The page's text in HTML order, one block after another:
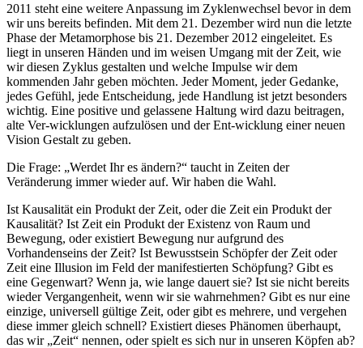
2011 steht eine weitere Anpassung im Zyklenwechsel bevor in dem
wir uns bereits befinden. Mit dem 21. Dezember wird nun die letzte
Phase der Metamorphose bis 21. Dezember 2012 eingeleitet. Es
liegt in unseren Händen und im weisen Umgang mit der Zeit, wie
wir diesen Zyklus gestalten und welche Impulse wir dem
kommenden Jahr geben möchten. Jeder Moment, jeder Gedanke,
jedes Gefühl, jede Entscheidung, jede Handlung ist jetzt besonders
wichtig. Eine positive und gelassene Haltung wird dazu beitragen,
alte Ver-wicklungen aufzulösen und der Ent-wicklung einer neuen
Vision Gestalt zu geben.
Die Frage: „Werdet Ihr es ändern?“ taucht in Zeiten der
Veränderung immer wieder auf. Wir haben die Wahl.
Ist Kausalität ein Produkt der Zeit, oder die Zeit ein Produkt der
Kausalität? Ist Zeit ein Produkt der Existenz von Raum und
Bewegung, oder existiert Bewegung nur aufgrund des
Vorhandenseins der Zeit? Ist Bewusstsein Schöpfer der Zeit oder
Zeit eine Illusion im Feld der manifestierten Schöpfung? Gibt es
eine Gegenwart? Wenn ja, wie lange dauert sie? Ist sie nicht bereits
wieder Vergangenheit, wenn wir sie wahrnehmen? Gibt es nur eine
einzige, universell gültige Zeit, oder gibt es mehrere, und vergehen
diese immer gleich schnell? Existiert dieses Phänomen überhaupt,
das wir „Zeit“ nennen, oder spielt es sich nur in unseren Köpfen ab?